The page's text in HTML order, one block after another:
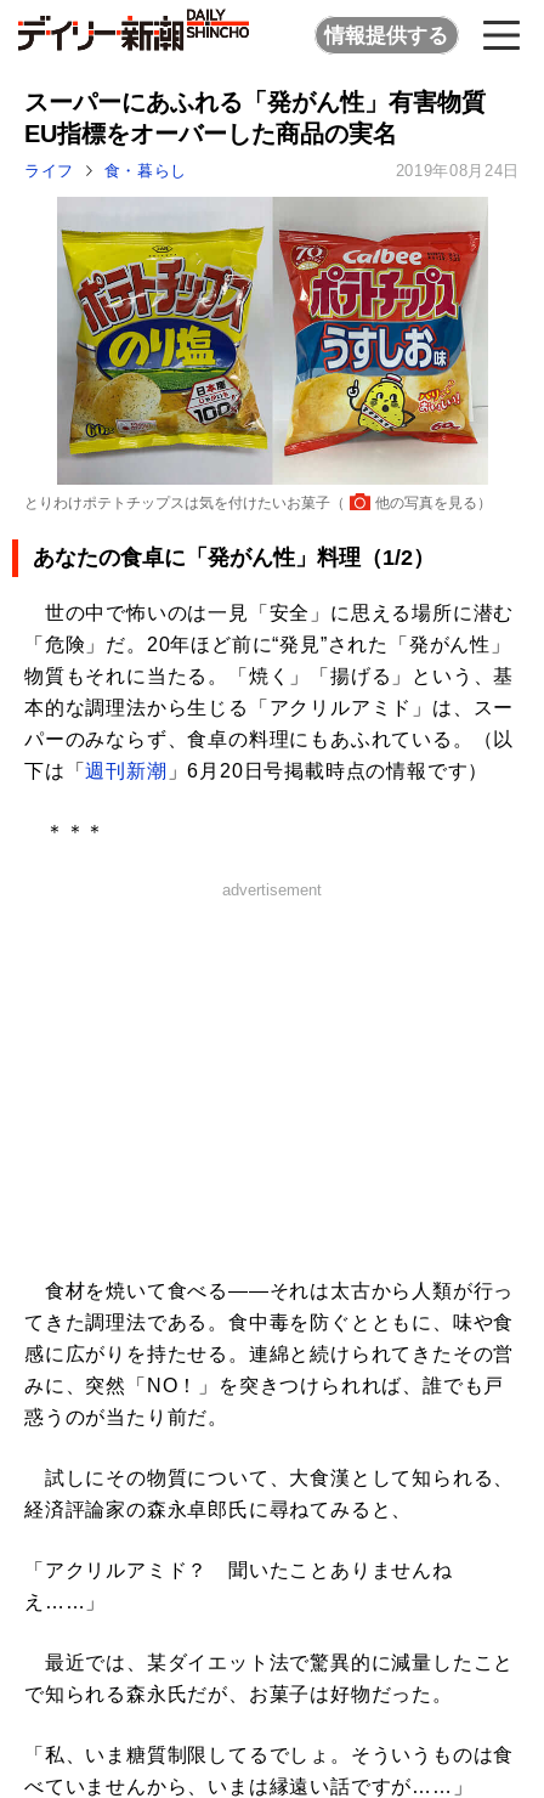
情報提供する
スーパーにあふれる「発がん性」有害物質
EU指標をオーバーした商品の実名
ライフ 食・暮らし 2019年08月24日
とりわけポテトチップスは気を付けたいお菓子（ 他の写真を見る ）
あなたの食卓に「発がん性」料理（1/2）
世の中で怖いのは一見「安全」に思える場所に潜む
「危険」だ。20年ほど前に“発見”された「発がん性」
物質もそれに当たる。「焼く」「揚げる」という、基
本的な調理法から生じる「アクリルアミド」は、スー
パーのみならず、食卓の料理にもあふれている。（以
下は「週刊新潮 」6月20日号掲載時点の情報です）
＊＊＊
advertisement
食材を焼いて食べる――それは太古から人類が行っ
てきた調理法である。食中毒を防ぐとともに、味や食
感に広がりを持たせる。連綿と続けられてきたその営
みに、突然「NO！」を突きつけられれば、誰でも戸
惑うのが当たり前だ。
試しにその物質について、大食漢として知られる、
経済評論家の森永卓郎氏に尋ねてみると、
「アクリルアミド？ 聞いたことありませんね
え……」
最近では、某ダイエット法で驚異的に減量したこと
で知られる森永氏だが、お菓子は好物だった。
「私、いま糖質制限してるでしょ。そういうものは食
べていませんから、いまは縁遠い話ですが……」